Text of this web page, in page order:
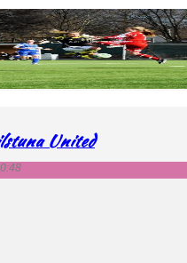
– Mallbackens IF
United